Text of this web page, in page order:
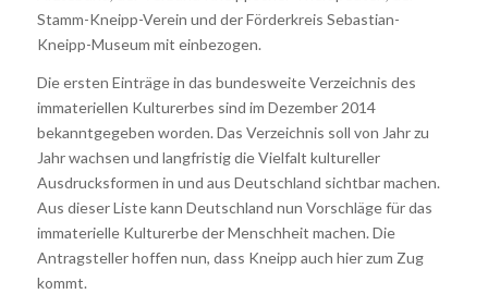
Stamm-Kneipp-Verein und der Förderkreis Sebastian-
Kneipp-Museum mit einbezogen.
Die ersten Einträge in das bundesweite Verzeichnis des
immateriellen Kulturerbes sind im Dezember 2014
bekanntgegeben worden. Das Verzeichnis soll von Jahr zu
Jahr wachsen und langfristig die Vielfalt kultureller
Ausdrucksformen in und aus Deutschland sichtbar machen.
Aus dieser Liste kann Deutschland nun Vorschläge für das
immaterielle Kulturerbe der Menschheit machen. Die
Antragsteller hoffen nun, dass Kneipp auch hier zum Zug
kommt.